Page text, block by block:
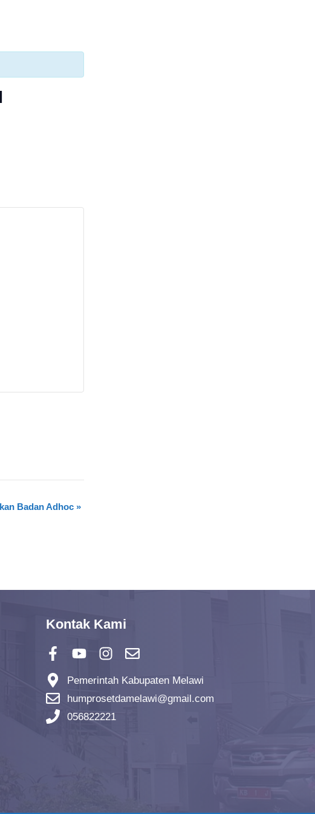
Badan Adhoc »
Kontak Kami
Pemerintah Kabupaten Melawi
humprosetdamelawi@gmail.com
056822221